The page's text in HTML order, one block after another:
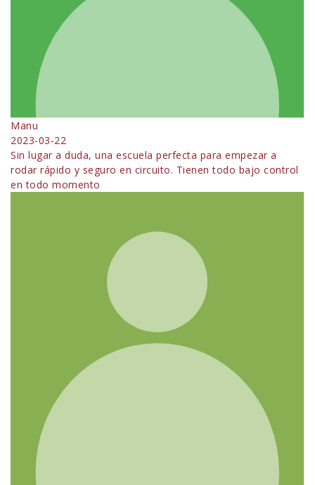
Manu
2023-03-22
Sin lugar a duda, una escuela perfecta para empezar a
rodar rápido y seguro en circuito. Tienen todo bajo control
en todo momento